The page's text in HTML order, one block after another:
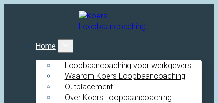
Home
Loopbaancoaching voor werkgevers
Waarom Koers Loopbaancoaching
Outplacement
Over Koers Loopbaancoaching